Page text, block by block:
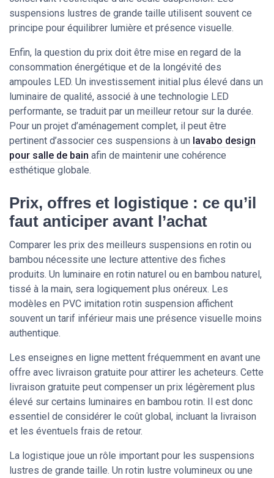
suspensions lustres de grande taille utilisent souvent ce
principe pour équilibrer lumière et présence visuelle.
Enfin, la question du prix doit être mise en regard de la
consommation énergétique et de la longévité des
ampoules LED. Un investissement initial plus élevé dans un
luminaire de qualité, associé à une technologie LED
performante, se traduit par un meilleur retour sur la durée.
Pour un projet d’aménagement complet, il peut être
pertinent d’associer ces suspensions à un lavabo design
pour salle de bain afin de maintenir une cohérence
esthétique globale.
Prix, offres et logistique : ce qu’il
faut anticiper avant l’achat
Comparer les prix des meilleurs suspensions en rotin ou
bambou nécessite une lecture attentive des fiches
produits. Un luminaire en rotin naturel ou en bambou naturel,
tissé à la main, sera logiquement plus onéreux. Les
modèles en PVC imitation rotin suspension affichent
souvent un tarif inférieur mais une présence visuelle moins
authentique.
Les enseignes en ligne mettent fréquemment en avant une
offre avec livraison gratuite pour attirer les acheteurs. Cette
livraison gratuite peut compenser un prix légèrement plus
élevé sur certains luminaires en bambou rotin. Il est donc
essentiel de considérer le coût global, incluant la livraison
et les éventuels frais de retour.
La logistique joue un rôle important pour les suspensions
lustres de grande taille. Un rotin lustre volumineux ou une